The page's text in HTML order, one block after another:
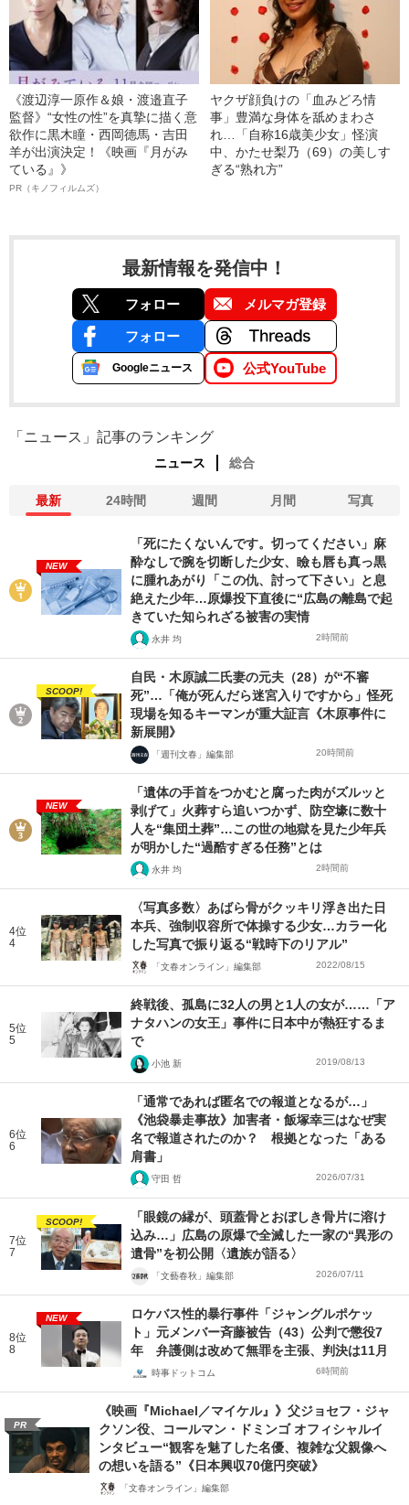
《渡辺淳一原作＆娘・渡邉直子
監督》“女性の性”を真摯に描く意
欲作に黒木瞳・西岡德馬・吉田
羊が出演決定！《映画『月がみ
ている』》
PR（キノフィルムズ）
ヤクザ顔負けの「血みどろ情
事」豊満な身体を舐めまわさ
れ…「自称16歳美少女」怪演
中、かたせ梨乃（69）の美しす
ぎる“熟れ方”
最新情報を発信中！
フォロー メルマガ登録
フォロー
Googleニュース 公式YouTube
「ニュース」記事のランキング
ニュース 総合
最新 24時間 週間 月間 写真
NEW
「死にたくないんです。切ってください」麻
酔なしで腕を切断した少女、瞼も唇も真っ黒
に腫れあがり「この仇、討って下さい」と息
絶えた少年…原爆投下直後に“広島の離島で起
きていた知られざる被害の実情
永井 均 2時間前
SCOOP!
自民・木原誠二氏妻の元夫（28）が“不審
死”…「俺が死んだら迷宮入りですから」怪死
現場を知るキーマンが重大証言《木原事件に
新展開》
「週刊文春」編集部 20時間前
NEW
「遺体の手首をつかむと腐った肉がズルッと
剥げて」火葬すら追いつかず、防空壕に数十
人を“集団土葬”…この世の地獄を見た少年兵
が明かした“過酷すぎる任務”とは
永井 均 2時間前
4位
4
〈写真多数〉あばら骨がクッキリ浮き出た日
本兵、強制収容所で体操する少女…カラー化
した写真で振り返る“戦時下のリアル”
「文春オンライン」編集部 2022/08/15
5位
5
終戦後、孤島に32人の男と1人の女が……「ア
ナタハンの女王」事件に日本中が熱狂するま
で
小池 新 2019/08/13
6位
6
「通常であれば匿名での報道となるが…」
《池袋暴走事故》加害者・飯塚幸三はなぜ実
名で報道されたのか？ 根拠となった「ある
肩書」
守田 哲 2026/07/31
7位
7
SCOOP!
「眼鏡の縁が、頭蓋骨とおぼしき骨片に溶け
込み…」広島の原爆で全滅した一家の“異形の
遺骨”を初公開〈遺族が語る〉
「文藝春秋」編集部 2026/07/11
8位
8
NEW
ロケバス性的暴行事件「ジャングルポケッ
ト」元メンバー斉藤被告（43）公判で懲役7
年 弁護側は改めて無罪を主張、判決は11月
時事ドットコム 6時間前
PR
《映画『Michael／マイケル』》父ジョセフ・ジャ
クソン役、コールマン・ドミンゴ オフィシャルイ
ンタビュー“観客を魅了した名優、複雑な父親像へ
の想いを語る”《日本興収70億円突破》
「文春オンライン」編集部